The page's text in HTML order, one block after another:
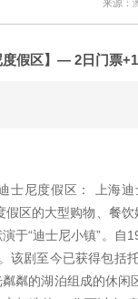
来源：
度假区】— 2日门票
士尼度假区： 上海
假区的大型购物、餐
于“迪士尼小镇”。
该剧至今已获得包括
粼的湖泊组成的休